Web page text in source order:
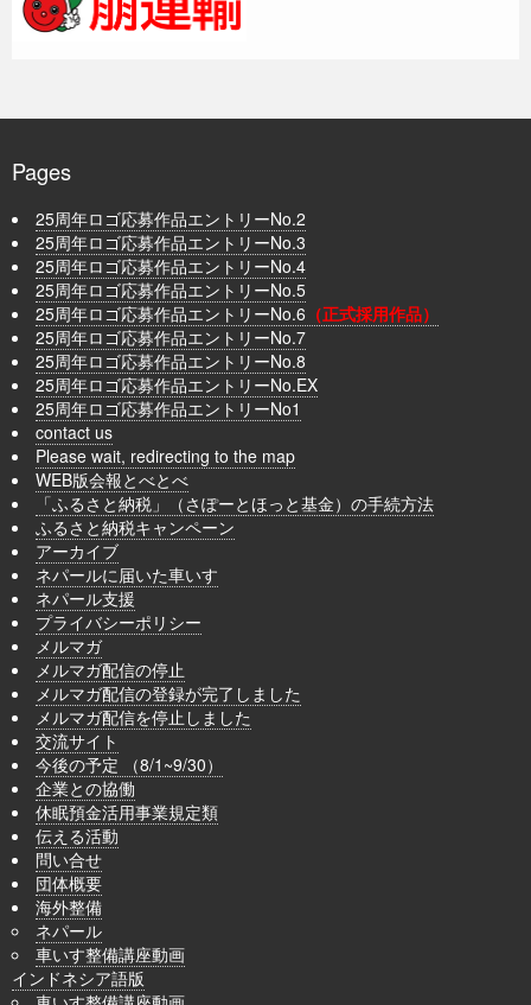
Pages
25周年ロゴ応募作品エントリーNo.2
25周年ロゴ応募作品エントリーNo.3
25周年ロゴ応募作品エントリーNo.4
25周年ロゴ応募作品エントリーNo.5
25周年ロゴ応募作品エントリーNo.6 （正式採用作品）
25周年ロゴ応募作品エントリーNo.7
25周年ロゴ応募作品エントリーNo.8
25周年ロゴ応募作品エントリーNo.EX
25周年ロゴ応募作品エントリーNo1
contact us
Please wait, redirecting to the map
WEB版会報とべとべ
「ふるさと納税」（さぽーとほっと基金）の手続方法
ふるさと納税キャンペーン
アーカイブ
ネパールに届いた車いす
ネパール支援
プライバシーポリシー
メルマガ
メルマガ配信の停止
メルマガ配信の登録が完了しました
メルマガ配信を停止しました
交流サイト
今後の予定 （8/1~9/30）
企業との協働
休眠預金活用事業規定類
伝える活動
問い合せ
団体概要
海外整備
ネパール
車いす整備講座動画
インドネシア語版